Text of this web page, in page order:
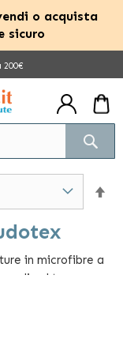
o acquista
sicuro
200€
in microfibre a
nel tempo,
donna potrà